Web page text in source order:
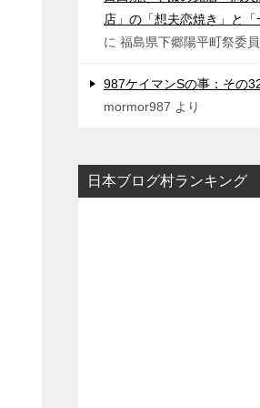
店」の「想夫恋焼き」と「
に 福島県下郷陽平町祭委
987ケイマンSの事：その
mormor987 より
日本ブログ村ランキング